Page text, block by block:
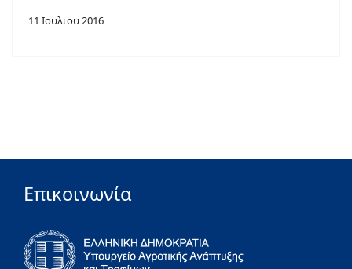
11 Ιουλιου 2016
Επικοινωνία